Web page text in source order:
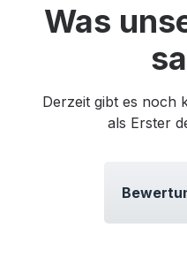
Was
Derzeit gibt es noch
als Erster